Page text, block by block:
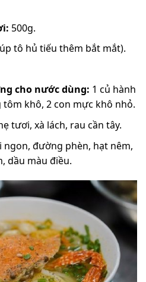
500g.
tô hủ tiếu thêm bắt mắt).
cho nước dùng: 1 củ hành
tôm khô, 2 con mực khô nhỏ.
tươi, xà lách, rau cần tây.
ngon, đường phèn, hạt nêm,
dầu màu điều.